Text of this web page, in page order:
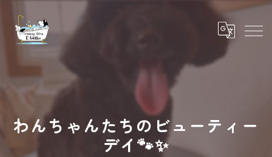
わんちゃんたちのビューティー
デイ🐾✨